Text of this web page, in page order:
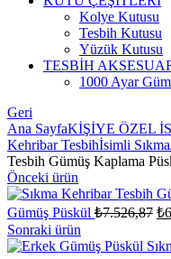
Kolye Kutusu
Tesbih Kutusu
Yüzük Kutusu
TESBİH
1000 Ayar
Geri
Ana SayfaKİŞİYE ÖZEL
Kehribar Tesbihİsimli
Tesbih Gümüş Kaplama
Önceki ürün
Gümüş Püskül ₺7.526,87 ₺
Sonraki ürün